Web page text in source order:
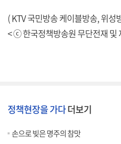
( KTV 국민방송 케이블방송, 위성
< ⓒ 한국정책방송원 무단전재 및
정책현장을 가다더보기
손으로 빚은 명주의 참맛